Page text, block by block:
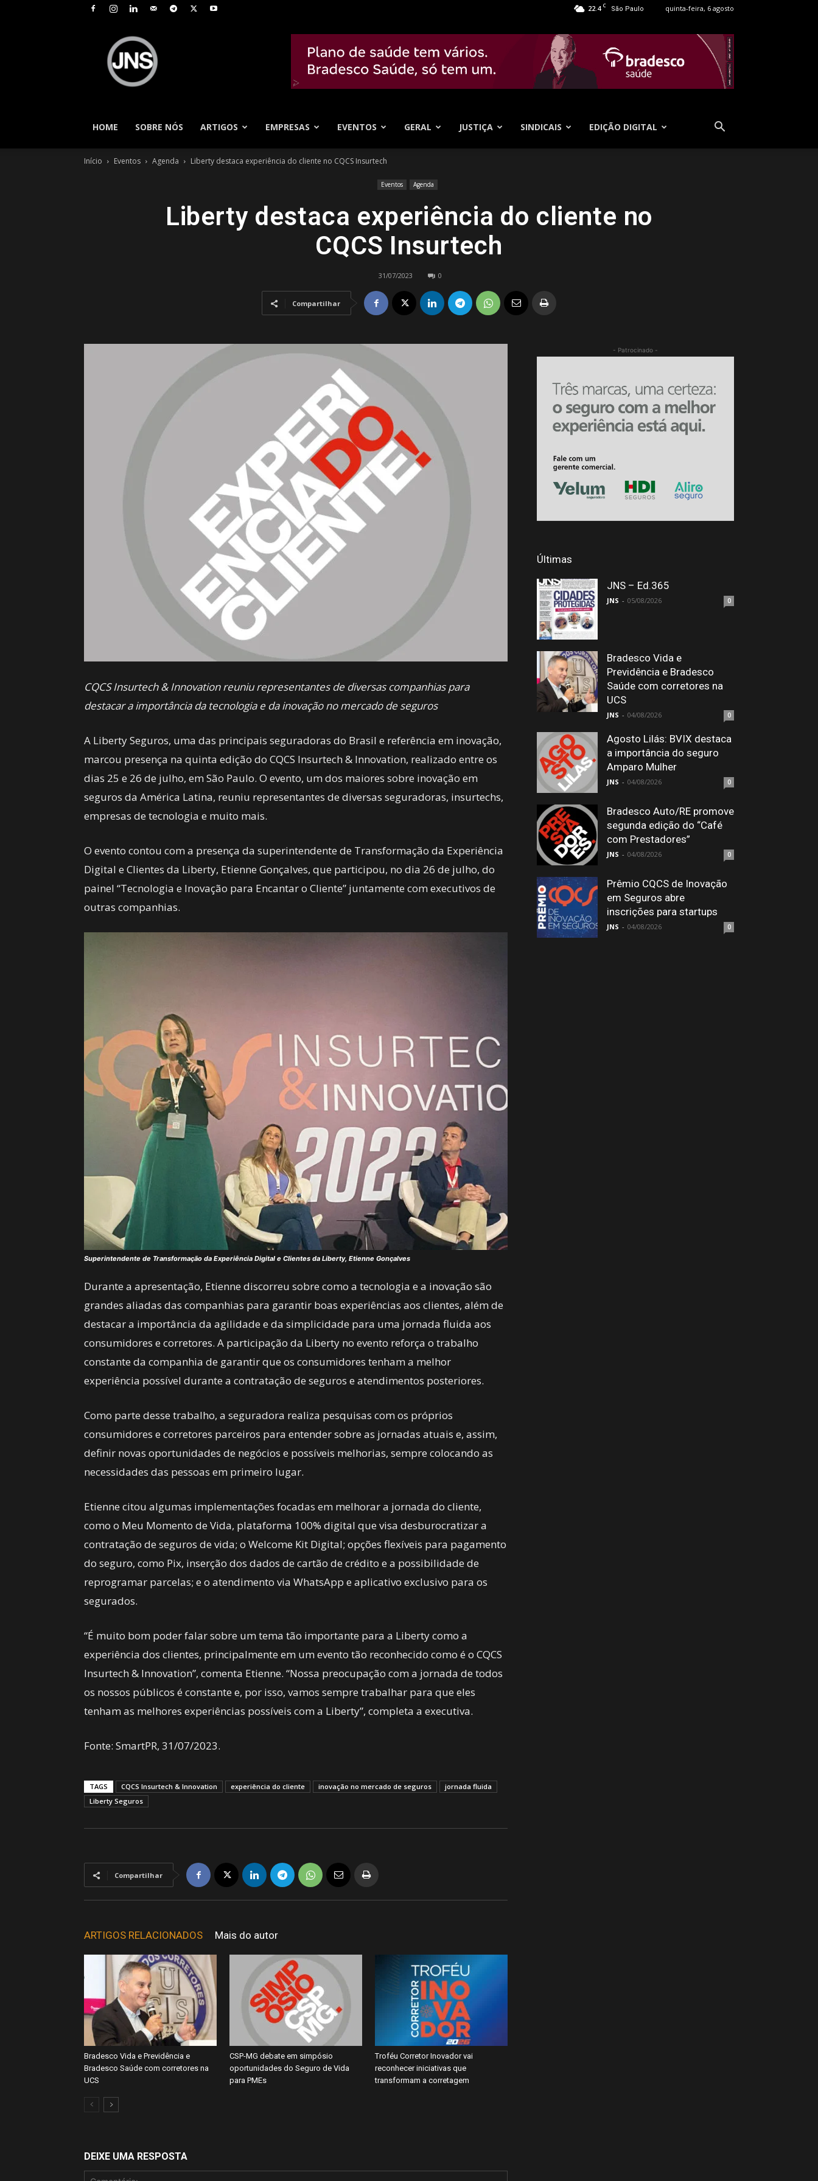
22.4 C São Paulo quinta-feira, 6 agosto
HOME
SOBRE NÓS ARTIGOS EMPRESAS EVENTOS GERAL JUSTIÇA SINDICAIS EDIÇÃO DIGITAL
Início Eventos Agenda Liberty destaca experiência do cliente no CQCS Insurtech
Eventos Agenda
Liberty destaca experiência do cliente no
CQCS Insurtech
31/07/2023 0
Compartilhar
CQCS Insurtech & Innovation reuniu representantes de diversas companhias para
destacar a importância da tecnologia e da inovação no mercado de seguros
A Liberty Seguros, uma das principais seguradoras do Brasil e referência em inovação,
marcou presença na quinta edição do CQCS Insurtech & Innovation, realizado entre os
dias 25 e 26 de julho, em São Paulo. O evento, um dos maiores sobre inovação em
seguros da América Latina, reuniu representantes de diversas seguradoras, insurtechs,
empresas de tecnologia e muito mais.
O evento contou com a presença da superintendente de Transformação da Experiência
Digital e Clientes da Liberty, Etienne Gonçalves, que participou, no dia 26 de julho, do
painel “Tecnologia e Inovação para Encantar o Cliente” juntamente com executivos de
outras companhias.
Superintendente de Transformação da Experiência Digital e Clientes da Liberty, Etienne Gonçalves
Durante a apresentação, Etienne discorreu sobre como a tecnologia e a inovação são
grandes aliadas das companhias para garantir boas experiências aos clientes, além de
destacar a importância da agilidade e da simplicidade para uma jornada fluida aos
consumidores e corretores. A participação da Liberty no evento reforça o trabalho
constante da companhia de garantir que os consumidores tenham a melhor
experiência possível durante a contratação de seguros e atendimentos posteriores.
Como parte desse trabalho, a seguradora realiza pesquisas com os próprios
consumidores e corretores parceiros para entender sobre as jornadas atuais e, assim,
definir novas oportunidades de negócios e possíveis melhorias, sempre colocando as
necessidades das pessoas em primeiro lugar.
Etienne citou algumas implementações focadas em melhorar a jornada do cliente,
como o Meu Momento de Vida, plataforma 100% digital que visa desburocratizar a
contratação de seguros de vida; o Welcome Kit Digital; opções flexíveis para pagamento
do seguro, como Pix, inserção dos dados de cartão de crédito e a possibilidade de
reprogramar parcelas; e o atendimento via WhatsApp e aplicativo exclusivo para os
segurados.
“É muito bom poder falar sobre um tema tão importante para a Liberty como a
experiência dos clientes, principalmente em um evento tão reconhecido como é o CQCS
Insurtech & Innovation”, comenta Etienne. “Nossa preocupação com a jornada de todos
os nossos públicos é constante e, por isso, vamos sempre trabalhar para que eles
tenham as melhores experiências possíveis com a Liberty”, completa a executiva.
Fonte: SmartPR, 31/07/2023.
TAGS CQCS Insurtech & Innovation experiência do cliente inovação no mercado de seguros
jornada fluida
Liberty Seguros
Compartilhar
ARTIGOS RELACIONADOS Mais do autor
Bradesco Vida e Previdência e
Bradesco Saúde com corretores na
UCS
CSP-MG debate em simpósio
oportunidades do Seguro de Vida
para PMEs
Troféu Corretor Inovador vai
reconhecer iniciativas que
transformam a corretagem
DEIXE UMA RESPOSTA
- Patrocinado -
Últimas
JNS – Ed.365
JNS - 05/08/2026 0
Bradesco Vida e
Previdência e Bradesco
Saúde com corretores na
UCS
JNS - 04/08/2026 0
Agosto Lilás: BVIX destaca
a importância do seguro
Amparo Mulher
JNS - 04/08/2026 0
Bradesco Auto/RE promove
segunda edição do “Café
com Prestadores”
JNS - 04/08/2026 0
Prêmio CQCS de Inovação
em Seguros abre
inscrições para startups
JNS - 04/08/2026 0